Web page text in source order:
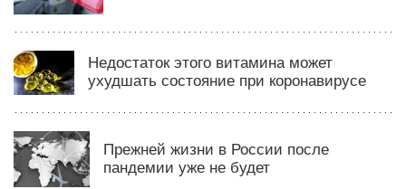
Недостаток этого витамина может
ухудшать состояние при коронавирусе
Прежней жизни в России после
пандемии уже не будет